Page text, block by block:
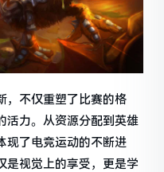
，不仅重塑了比赛的格
活力。从资源分配到英雄
现了电竞运动的不断进
是视觉上的享受，更是学